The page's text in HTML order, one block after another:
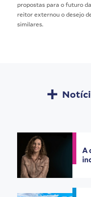
propostas para o futuro
reitor externou o desejo
similares.
A